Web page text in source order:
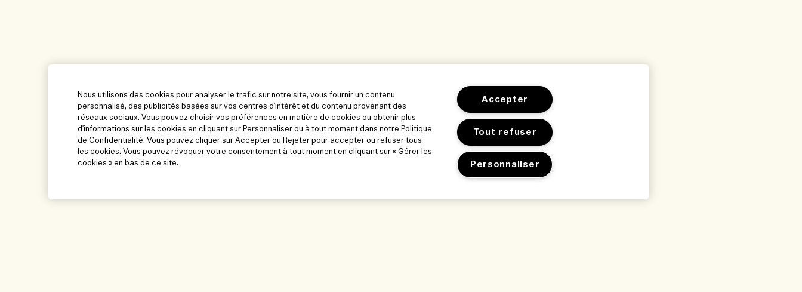
Nous utilisons des cookies pour analyser le trafic sur notre site, vous fournir un contenu
personnalisé, des publicités basées sur vos centres d'intérêt et du contenu provenant des
réseaux sociaux. Vous pouvez choisir vos préférences en matière de cookies ou obtenir plus
d'informations sur les cookies en cliquant sur Personnaliser ou à tout moment dans notre Politique
de Confidentialité. Vous pouvez cliquer sur Accepter ou Rejeter pour accepter ou refuser tous
les cookies. Vous pouvez révoquer votre consentement à tout moment en cliquant sur « Gérer les
cookies » en bas de ce site.
Accepter
Tout refuser
Personnaliser